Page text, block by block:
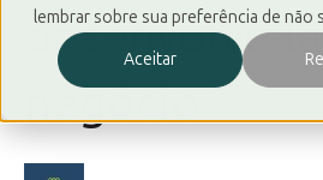
lembrar sobre sua preferência de não
Aceitar
desenvolvê-
negócio